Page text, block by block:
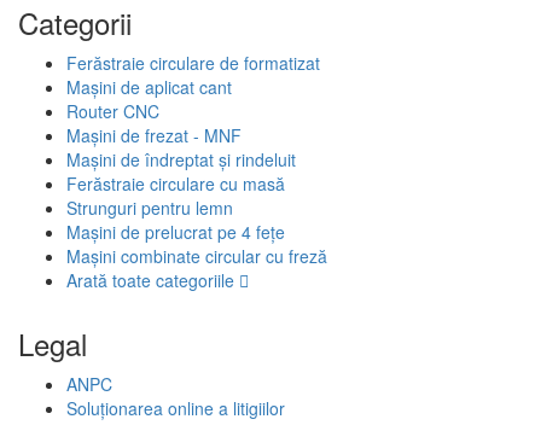
Categorii
Ferăstraie circulare de formatizat
Mașini de aplicat cant
Router CNC
Mașini de frezat - MNF
Mașini de îndreptat și rindeluit
Ferăstraie circulare cu masă
Strunguri pentru lemn
Mașini de prelucrat pe 4 fețe
Mașini combinate circular cu freză
Arată toate categoriile
Legal
ANPC
Soluționarea online a litigiilor